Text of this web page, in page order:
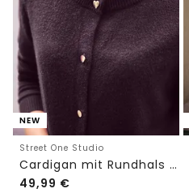
NEW
Street One Studio
Cardigan mit Rundhals und Knöpfen
49,99 €